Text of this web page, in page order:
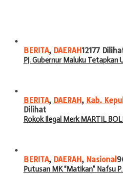
BERITA, DAERAH12177
Pj. Gubernur Maluku Tetapkan
BERITA, DAERAH, Kab.
Dilihat
Rokok Ilegal Merk MARTIL
BERITA, DAERAH, Nasional
Putusan MK “Matikan” Nafsu